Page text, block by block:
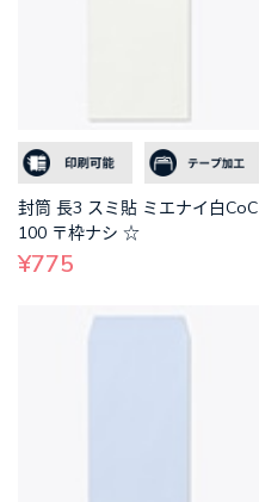
封筒 長3 スミ貼 ミエナイ白CoC
100 〒枠ナシ ☆
¥775